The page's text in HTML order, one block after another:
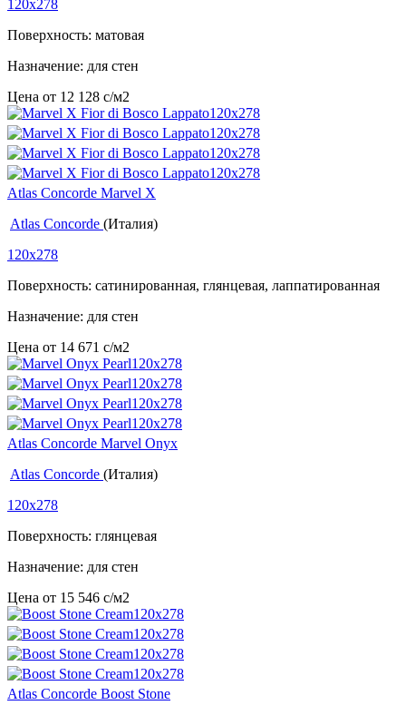
120x278
Поверхность: матовая
Назначение: для стен
Цена от 12 128 c/м2
Atlas Concorde Marvel X
Atlas Concorde (Италия)
120x278
Поверхность: сатинированная, глянцевая, лаппатированная
Назначение: для стен
Цена от 14 671 c/м2
Atlas Concorde Marvel Onyx
Atlas Concorde (Италия)
120x278
Поверхность: глянцевая
Назначение: для стен
Цена от 15 546 c/м2
Atlas Concorde Boost Stone